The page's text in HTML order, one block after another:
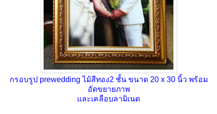
กรอบรูป prewedding ไม้สีทอง2 ชั้น ขนาด 20 x 30 นิ้ว พร้อม
อัดขยายภาพ
และเคลือบลามิเนต